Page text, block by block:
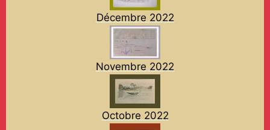
Décembre 2022
Novembre 2022
Octobre 2022